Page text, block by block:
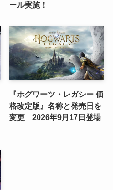
ール実施！
『ホグワーツ・レガシー 価
格改定版』名称と発売日を
変更 2026年9月17日登場